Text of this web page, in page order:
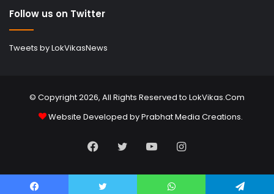
Follow us on Twitter
Tweets by LokVikasNews
© Copyright 2026, All Rights Reserved to LokVikas.Com
Website Developed byPrabhat Media Creations.
Facebook
TwitterYouTubeInstagram